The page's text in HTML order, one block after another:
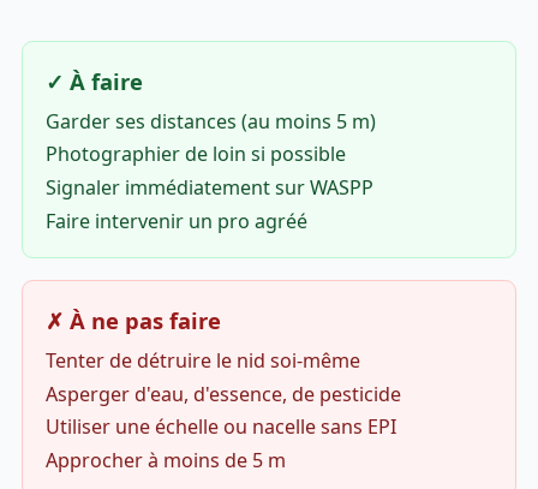
✓ À faire
Garder ses distances (au moins 5 m)
Photographier de loin si possible
Signaler immédiatement sur WASPP
Faire intervenir un pro agréé
✗ À ne pas faire
Tenter de détruire le nid soi-même
Asperger d'eau, d'essence, de pesticide
Utiliser une échelle ou nacelle sans EPI
Approcher à moins de 5 m